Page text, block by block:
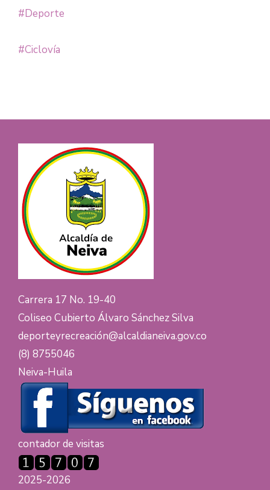
#Deporte
#Ciclovía
Carrera 17 No. 19-40
Coliseo Cubierto Álvaro Sánchez Silva
deporteyrecreación@alcaldianeiva.gov.co
(8) 8755046
Neiva-Huila
contador de visitas
2025-2026